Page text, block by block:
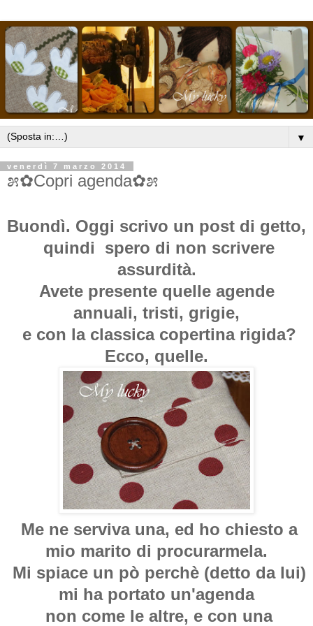
▼
venerdì 7 marzo 2014
೫✿Copri agenda✿೫
Buondì. Oggi scrivo un post di getto,
quindi spero di non scrivere
assurdità.
Avete presente quelle agende
annuali, tristi, grigie,
e con la classica copertina rigida?
Ecco, quelle.
Me ne serviva una, ed ho chiesto a
mio marito di procurarmela.
Mi spiace un pò perchè (detto da lui)
mi ha portato un'agenda
non come le altre, e con una